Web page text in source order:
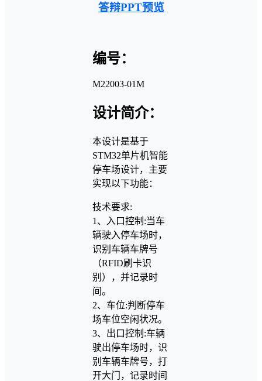
答辩PPT预览
编号：
M22003-01M
设计简介：
本设计是基于
STM32单片机智能
停车场设计，主要
实现以下功能：
技术要求:
1、入口控制:当车
辆驶入停车场时，
识别车辆车牌号
（RFID刷卡识
别），并记录时
间。
2、车位:判断停车
场车位空闲状况。
3、出口控制:车辆
驶出停车场时，识
别车辆车牌号，打
开大门，记录时间